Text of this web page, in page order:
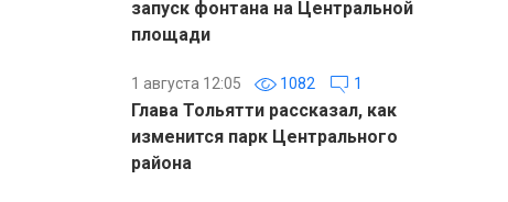
запуск фонтана на Центральной
площади
1 августа 12:05 1082 1
Глава Тольятти рассказал, как
изменится парк Центрального
района